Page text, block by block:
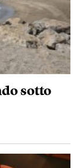
sotto